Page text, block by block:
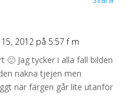
2012 på 5:57 f m
🙂 Jag tycker i alla fall bilden
nakna tjejen men
när färgen går lite utanför